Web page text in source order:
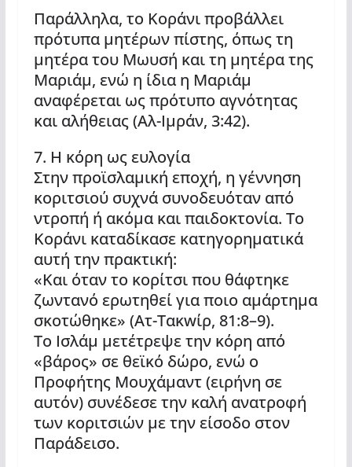
Παράλληλα, το Κοράνι προβάλλει
πρότυπα μητέρων πίστης, όπως τη
μητέρα του Μωυσή και τη μητέρα της
Μαριάμ, ενώ η ίδια η Μαριάμ
αναφέρεται ως πρότυπο αγνότητας
και αλήθειας (Αλ-Ιμράν, 3:42).
7. Η κόρη ως ευλογία
Στην προϊσλαμική εποχή, η γέννηση
κοριτσιού συχνά συνοδευόταν από
ντροπή ή ακόμα και παιδοκτονία. Το
Κοράνι καταδίκασε κατηγορηματικά
αυτή την πρακτική:
«Και όταν το κορίτσι που θάφτηκε
ζωντανό ερωτηθεί για ποιο αμάρτημα
σκοτώθηκε» (Ατ-Τακwίρ, 81:8–9).
Το Ισλάμ μετέτρεψε την κόρη από
«βάρος» σε θεϊκό δώρο, ενώ ο
Προφήτης Μουχάμαντ (ειρήνη σε
αυτόν) συνέδεσε την καλή ανατροφή
των κοριτσιών με την είσοδο στον
Παράδεισο.